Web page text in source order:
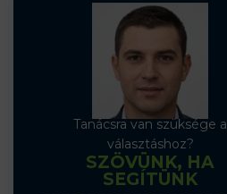
Tanácsra van szüksége a
választáshoz?
SZÖVÜNK, HA
SEGÍTÜNK